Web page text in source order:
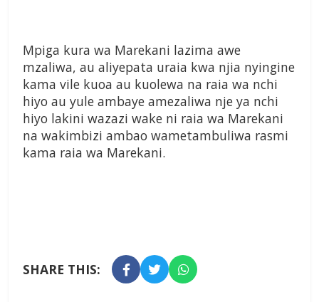
Mpiga kura wa Marekani lazima awe
mzaliwa, au aliyepata uraia kwa njia nyingine
kama vile kuoa au kuolewa na raia wa nchi
hiyo au yule ambaye amezaliwa nje ya nchi
hiyo lakini wazazi wake ni raia wa Marekani
na wakimbizi ambao wametambuliwa rasmi
kama raia wa Marekani.
SHARE THIS: